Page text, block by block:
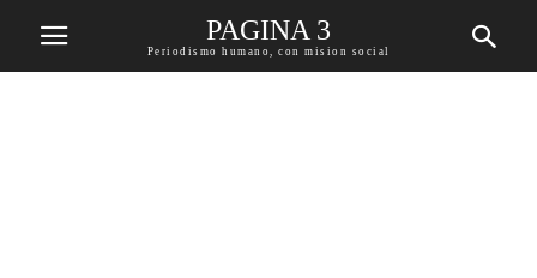
PAGINA 3
Periodismo humano, con mision social